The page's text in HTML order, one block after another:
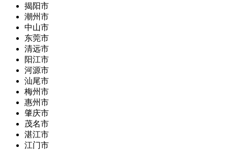
揭阳市
潮州市
中山市
东莞市
清远市
阳江市
河源市
汕尾市
梅州市
惠州市
肇庆市
茂名市
湛江市
江门市